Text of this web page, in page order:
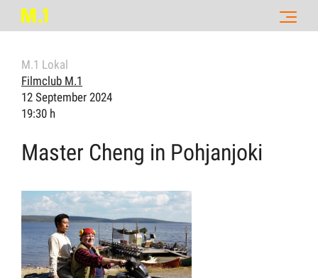
M.1 Lokal
Filmclub M.1
12 September 2024
19:30 h
Master Cheng in Pohjanjoki